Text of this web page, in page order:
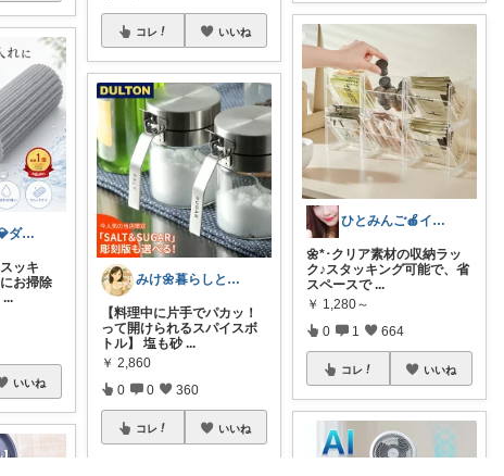
ほっきょく💎ダイヤモンド会員💎
ッキ
お掃除
...
いいね
コレ いいね
みけ🌼暮らしとキッチン
【料理中に片手でパカッ！
って開けられるスパイスボ
トル】 塩も砂 ...
￥ 2,860
0 0 360
コレ いいね
ひとみんご🍎‪インテリア雑貨
🌼*･クリア素材の収納ラッ
ク♪スタッキング可能で、省
スペースで ...
￥ 1,280～
0 1 664
コレ いいね